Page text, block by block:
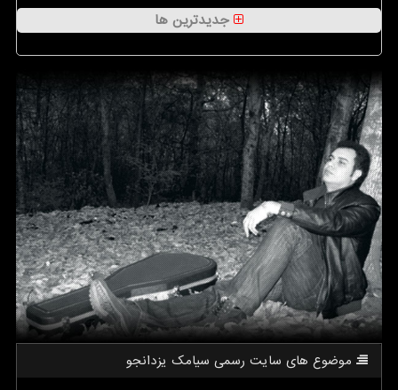
جدیدترین ها
موضوع های سایت رسمی سیامك یزدانجو